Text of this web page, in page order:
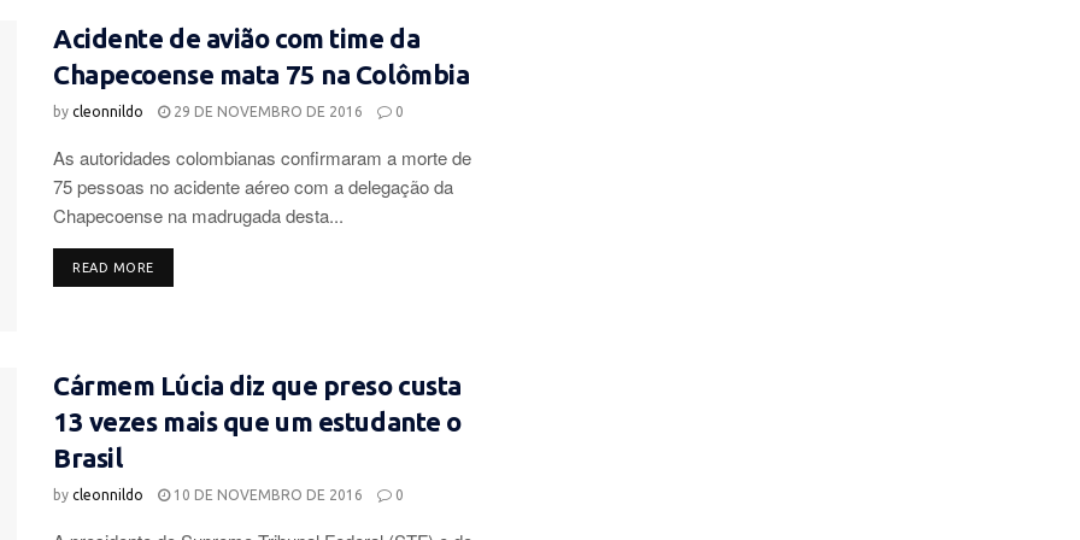
Acidente de avião com time da
Chapecoense mata 75 na Colômbia
by cleonnildo 29 DE NOVEMBRO DE 2016 0
As autoridades colombianas confirmaram a morte de
75 pessoas no acidente aéreo com a delegação da
Chapecoense na madrugada desta...
READ MOREDETAILS
Cármem Lúcia diz que preso custa
13 vezes mais que um estudante o
Brasil
by cleonnildo 10 DE NOVEMBRO DE 2016 0